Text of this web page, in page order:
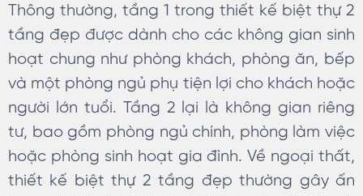
Thông thường, tầng 1 trong thiết kế biệt thự 2
tầng đẹp được dành cho các không gian sinh
hoạt chung như phòng khách, phòng ăn, bếp
và một phòng ngủ phụ tiện lợi cho khách hoặc
người lớn tuổi. Tầng 2 lại là không gian riêng
tư, bao gồm phòng ngủ chính, phòng làm việc
hoặc phòng sinh hoạt gia đình. Về ngoại thất,
thiết kế biệt thự 2 tầng đẹp thường gây ấn